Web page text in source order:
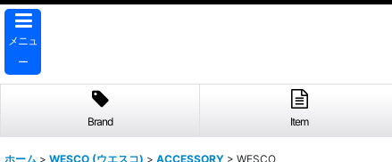
メニュ
ー
Brand Item
ホーム > WESCO (ウエスコ) > ACCESSORY > WESCO